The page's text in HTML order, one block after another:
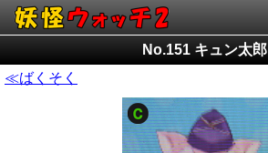
No.151 キュン太郎
≪ばくそく